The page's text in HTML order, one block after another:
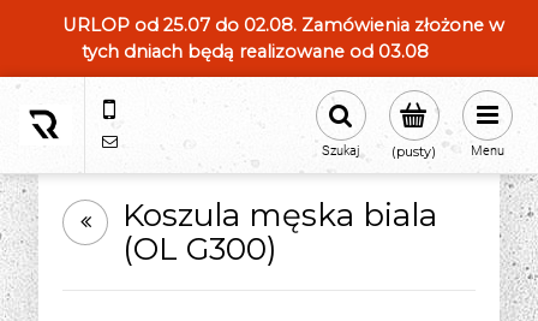
URLOP od 25.07 do 02.08. Zamówienia złożone w
tych dniach będą realizowane od 03.08
604554331
sklep@roland-modameska.pl (pusty)
Szukaj Menu
Koszula męska biala
(OL G300)